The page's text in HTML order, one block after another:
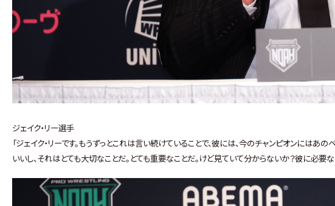
ジェイク・リー選手
「ジェイク・リーです。もうずっとこれは言い続けていることで、彼には、今のチャンピオンには
いいし、それはとても大切なことだ。とても重要なことだ。けど見ていて分からないか？彼に必要